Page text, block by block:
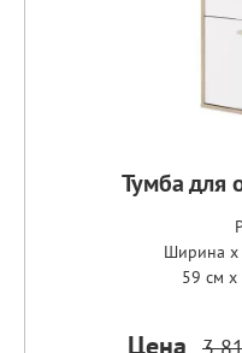
Тумба для
Ширина x
59 см x
Цена